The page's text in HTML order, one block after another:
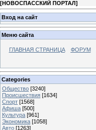
[НОВОСПАССКИЙ ПОРТАЛ]
Вход на сайт
Меню сайта
ГЛАВНАЯ СТРАНИЦА ФОРУМ
Categories
Общество [3240]
Происшествия [1634]
Спорт [1568]
Афиша [500]
Культура [961]
Экономика [1058]
Авто [1263]